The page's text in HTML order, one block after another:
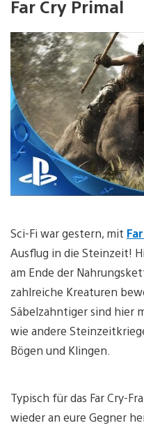
Far Cry Primal
Sci-Fi war gestern, mit
Ausflug in die Steinzeit!
am Ende der
zahlreiche Kreaturen
Säbelzahntiger sind hier
wie andere
Bögen und Klingen.
Typisch für das Far Cry-
wieder an eure Gegner